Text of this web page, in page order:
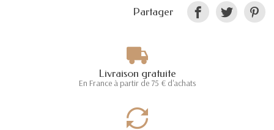
Partager
Livraison gratuite
En France à partir de 75 € d'achats